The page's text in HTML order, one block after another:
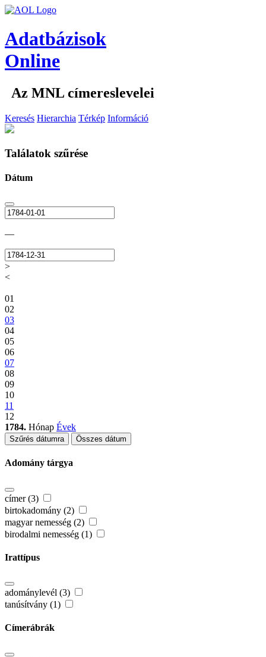
Adatbázisok
Online
Az MNL címereslevelei
Keresés Hierarchia Térkép Információ
Találatok szűrése
Dátum
—
>
<
01
02
03
04
05
06
07
08
09
10
11
12
1784. Hónap Évek
Szűrés dátumra Összes dátum
Adomány tárgya
címer (3)
birtokadomány (2)
magyar nemesség (2)
birodalmi nemesség (1)
Irattípus
adománylevél (3)
tanúsítvány (1)
Címerábrák